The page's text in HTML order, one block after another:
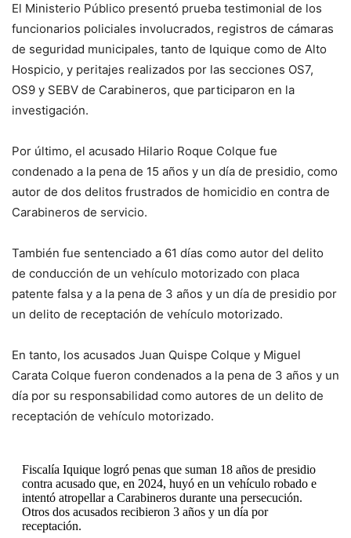
El Ministerio Público presentó prueba testimonial de los
funcionarios policiales involucrados, registros de cámaras
de seguridad municipales, tanto de Iquique como de Alto
Hospicio, y peritajes realizados por las secciones OS7,
OS9 y SEBV de Carabineros, que participaron en la
investigación.
Por último, el acusado Hilario Roque Colque fue
condenado a la pena de 15 años y un día de presidio, como
autor de dos delitos frustrados de homicidio en contra de
Carabineros de servicio.
También fue sentenciado a 61 días como autor del delito
de conducción de un vehículo motorizado con placa
patente falsa y a la pena de 3 años y un día de presidio por
un delito de receptación de vehículo motorizado.
En tanto, los acusados Juan Quispe Colque y Miguel
Carata Colque fueron condenados a la pena de 3 años y un
día por su responsabilidad como autores de un delito de
receptación de vehículo motorizado.
Fiscalía Iquique logró penas que suman 18 años de presidio
contra acusado que, en 2024, huyó en un vehículo robado e
intentó atropellar a Carabineros durante una persecución.
Otros dos acusados recibieron 3 años y un día por
receptación.